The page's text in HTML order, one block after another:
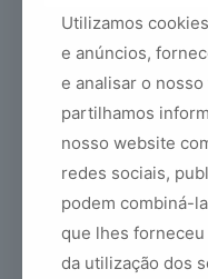
Madeira
45,32€ –
Utilizamos
e anúncios,
e analisar o
partilhamos
nosso website
redes sociais,
podem combiná-
que lhes
da utilização dos